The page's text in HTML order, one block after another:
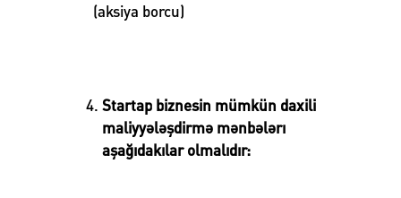
(aksiya borcu)
Startap biznesin mümkün daxili
maliyyələşdirmə mənbələrı
aşağıdakılar olmalıdır: